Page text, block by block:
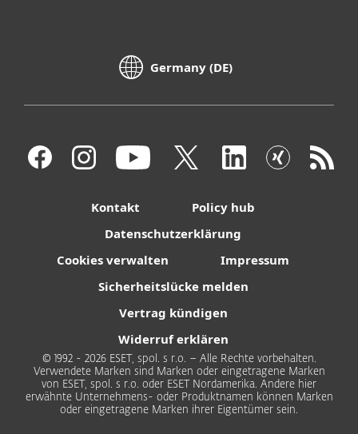
Germany (DE)
Kontakt
Policy hub
Datenschutzerklärung
Cookies verwalten
Impressum
Sicherheitslücke melden
Vertrag kündigen
Widerruf erklären
© 1992 - 2026 ESET, spol. s r.o. – Alle Rechte vorbehalten.
Verwendete Marken sind Marken oder eingetragene Marken
von ESET, spol. s r.o. oder ESET Nordamerika. Andere hier
erwähnte Unternehmens- oder Produktnamen können Marken
oder eingetragene Marken ihrer Eigentümer sein.